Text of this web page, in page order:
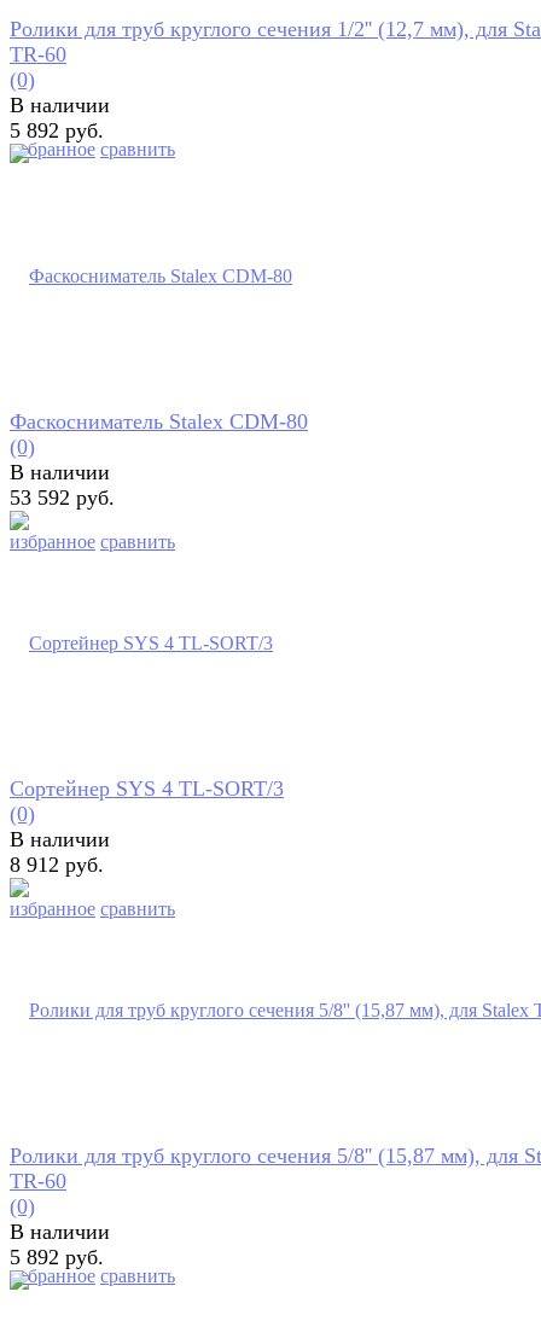
избранное сравнить
Ролики для труб круглого сечения 1/2'' (12,7 мм), для
TR-60
(0)
В наличии
5 892 руб.
избранное сравнить
Фаскосниматель Stalex CDM-80
(0)
В наличии
53 592 руб.
избранное сравнить
Сортейнер SYS 4 TL-SORT/3
(0)
В наличии
8 912 руб.
избранное сравнить
Ролики для труб круглого сечения 5/8'' (15,87 мм), для
TR-60
(0)
В наличии
5 892 руб.